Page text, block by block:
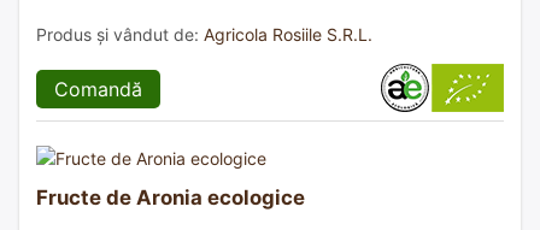
Produs și vândut de: Agricola Rosiile S.R.L.
Comandă
Fructe de Aronia ecologice